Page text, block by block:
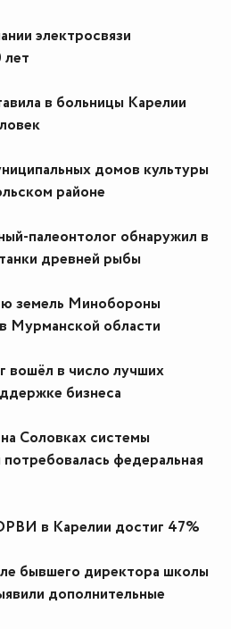
электросвязи
лет
в больницы Карелии
домов культуры
районе
палеонтолог обнаружил в
древней рыбы
земель Минобороны
Мурманской области
вошёл в число лучших
бизнеса
Соловках системы
федеральная
в Карелии достиг 47%
бывшего директора школы
дополнительные